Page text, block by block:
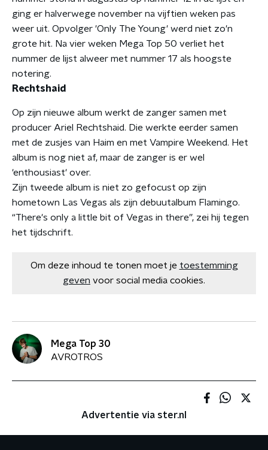
ging er halverwege november na vijftien weken pas
weer uit. Opvolger 'Only The Young' werd niet zo'n
grote hit. Na vier weken Mega Top 50 verliet het
nummer de lijst alweer met nummer 17 als hoogste
notering.
Rechtshaid
Op zijn nieuwe album werkt de zanger samen met
producer Ariel Rechtshaid. Die werkte eerder samen
met de zusjes van Haim en met Vampire Weekend. Het
album is nog niet af, maar de zanger is er wel
'enthousiast' over.
Zijn tweede album is niet zo gefocust op zijn
hometown Las Vegas als zijn debuutalbum Flamingo.
“There's only a little bit of Vegas in there”, zei hij tegen
het tijdschrift.
Om deze inhoud te tonen moet je toestemming
geven voor social media cookies.
Mega Top 30
AVROTROS
Advertentie via ster.nl